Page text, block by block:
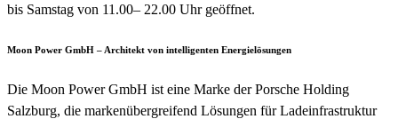
bis Samstag von 11.00– 22.00 Uhr geöffnet.
Moon Power GmbH – Architekt von intelligenten Energielösungen
Die Moon Power GmbH ist eine Marke der Porsche Holding
Salzburg, die markenübergreifend Lösungen für Ladeinfrastruktur